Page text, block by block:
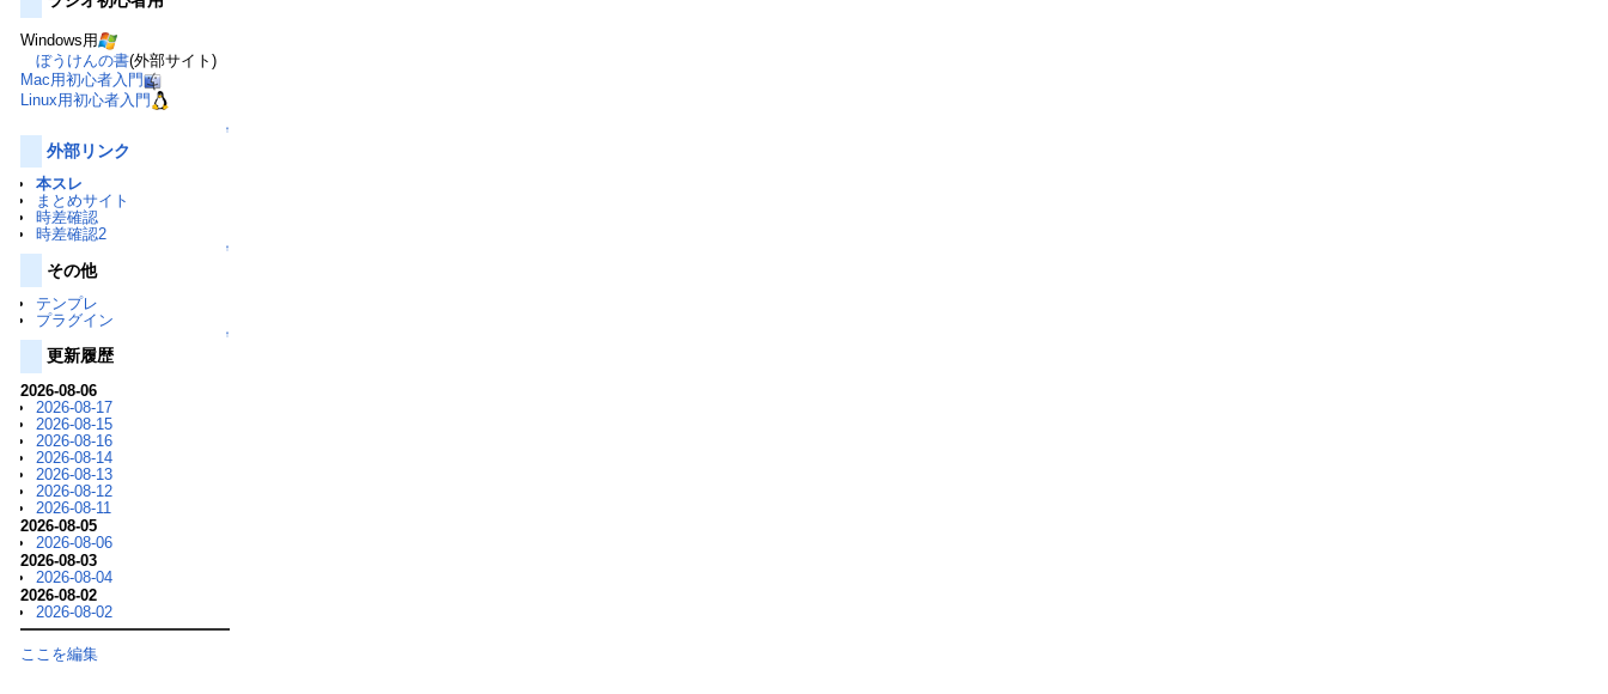
Windows用
ぼうけんの書(外部サイト)
Mac用初心者入門
Linux用初心者入門
↑
外部リンク
本スレ
まとめサイト
時差確認
時差確認2
↑
その他
テンプレ
プラグイン
↑
更新履歴
2026-08-06
2026-08-17
2026-08-15
2026-08-16
2026-08-14
2026-08-13
2026-08-12
2026-08-11
2026-08-05
2026-08-06
2026-08-03
2026-08-04
2026-08-02
2026-08-02
ここを編集